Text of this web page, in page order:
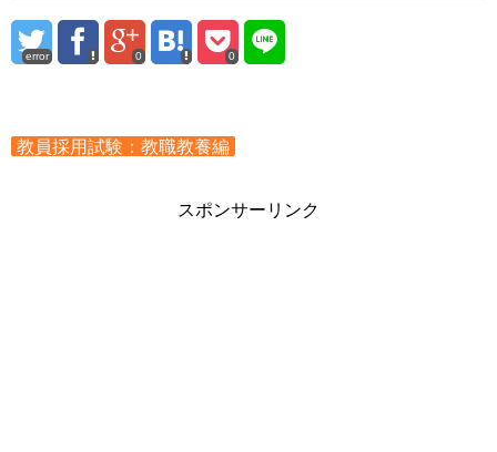
error 0 0
教員採用試験：教職教養編
スポンサーリンク